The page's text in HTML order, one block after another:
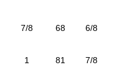
7/8 68 6/8
1 81 7/8